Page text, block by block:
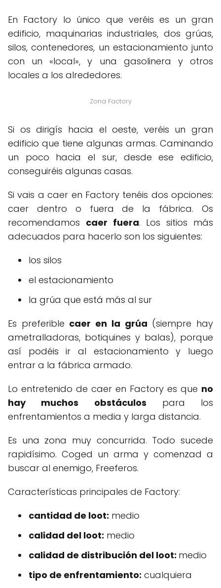
En Factory lo único que veréis es un gran
edificio, maquinarias industriales, dos grúas,
silos, contenedores, un estacionamiento junto
con un «local», y una gasolinera y otros
locales a los alrededores.
Zona Factory
Si os dirigís hacia el oeste, veréis un gran
edificio que tiene algunas armas. Caminando
un poco hacia el sur, desde ese edificio,
conseguiréis algunas casas.
Si vais a caer en Factory tenéis dos opciones:
caer dentro o fuera de la fábrica. Os
recomendamos caer fuera. Los sitios más
adecuados para hacerlo son los siguientes:
los silos
el estacionamiento
la grúa que está más al sur
Es preferible caer en la grúa (siempre hay
ametralladoras, botiquines y balas), porque
así podéis ir al estacionamiento y luego
entrar a la fábrica armado.
Lo entretenido de caer en Factory es que no
hay muchos obstáculos para los
enfrentamientos a media y larga distancia.
Es una zona muy concurrida. Todo sucede
rapidísimo. Coged un arma y comenzad a
buscar al enemigo, Freeferos.
Características principales de Factory:
cantidad de loot: medio
calidad del loot: medio
calidad de distribución del loot: medio
tipo de enfrentamiento: cualquiera